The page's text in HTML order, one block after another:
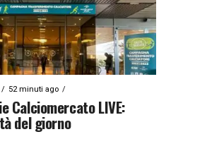
52 minuti ago
Calciomercato LIVE:
del giorno